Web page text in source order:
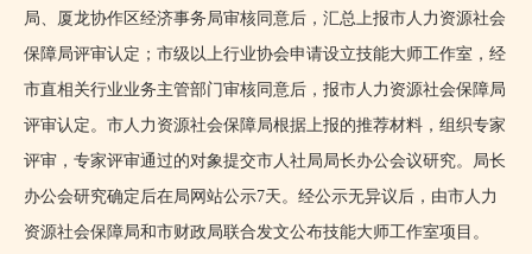
局、厦龙协作区经济事务局审核同意后，汇总上报市人力资源社会
保障局评审认定；市级以上行业协会申请设立技能大师工作室，经
市直相关行业业务主管部门审核同意后，报市人力资源社会保障局
评审认定。市人力资源社会保障局根据上报的推荐材料，组织专家
评审，专家评审通过的对象提交市人社局局长办公会议研究。局长
办公会研究确定后在局网站公示7天。经公示无异议后，由市人力
资源社会保障局和市财政局联合发文公布技能大师工作室项目。